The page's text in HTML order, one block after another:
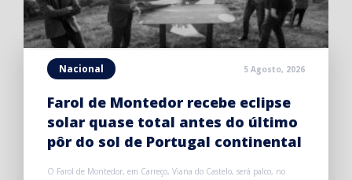
Nacional 5 Agosto, 2026
Farol de Montedor recebe eclipse
solar quase total antes do último
pôr do sol de Portugal continental
O Farol de Montedor, em Carreço, Viana do Castelo, será palco, no